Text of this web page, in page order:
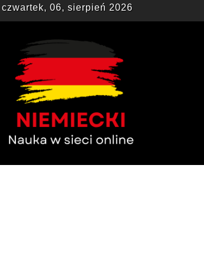
czwartek, 06, sierpień 2026